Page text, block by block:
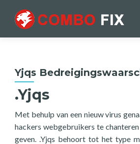
Yjqs
.Yjqs
Met behulp van een nieuw virus
hackers webgebruikers te
geven. .Yjqs behoort tot het type